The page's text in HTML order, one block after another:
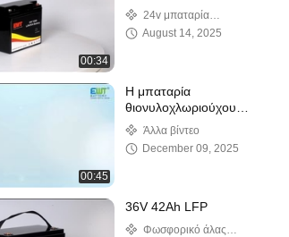
00:34
12AH24v μπαταρία
φωσφορικού άλατος
August 14, 2025
00:45
Η μπαταρία
θιονυλοχλωριούχου
λιθίουΆλλα βίντεο
December 09, 2025
36V 42Ah LFP
Φωσφορικό άλας